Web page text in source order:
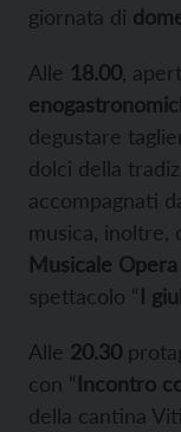
giornata di
Alle 18.00 ,
degustare
dolci della
accompagnati
musica, inoltre,
Musicale Opera
spettacolo “I
Alle 20.30
con “Incontro
della cantina